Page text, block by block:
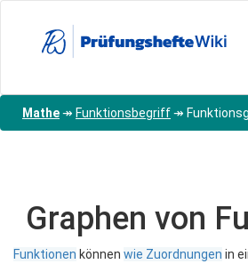
Mathe↠ Funktionsbegriff↠
Graphen von
Funktionen können wie Zuordnungen in